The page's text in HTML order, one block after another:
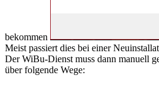
bekommen
Meist passiert dies bei einer
Der WiBu-Dienst muss dann manuell
über folgende Wege: